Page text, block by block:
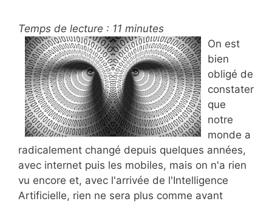
Temps de lecture : 11 minutes
On est
bien
obligé de
constater
que
notre
monde a
radicalement changé depuis quelques années,
avec internet puis les mobiles, mais on n'a rien
vu encore et, avec l'arrivée de l'Intelligence
Artificielle, rien ne sera plus comme avant